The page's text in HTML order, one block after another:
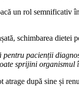
un rol semnificativ
schimbarea
pentru pacienții
sprijini organismul
atrage după sine și